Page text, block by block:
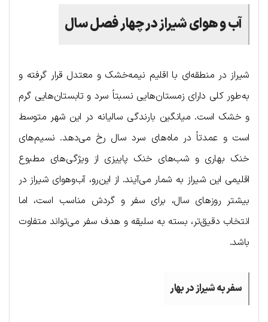
آب و هوای شیراز در چهار فصل سال
شیراز در منطقه‌ای با اقلیم نیمه‌خشک و معتدل قرار گرفته و
به‌طور کلی دارای زمستان‌هایی نسبتاً سرد و تابستان‌هایی گرم
و خشک است. میانگین بارندگی سالیانه در این شهر متوسط
است و عمدتاً در ماه‌های سرد سال رخ می‌دهد. نسیم‌های
خنک بهاری و شب‌های خنک پاییزی از ویژگی‌های مطبوع
اقلیمی این شیراز به شمار می‌آیند. از این‌رو، آب‌وهوای شیراز در
بیشتر روزهای سال، برای سفر و گردش مناسب است، اما
انتخاب دقیق‌تر، بسته به سلیقه و هدف سفر می‌تواند متفاوت
باشد.
سفر به شیراز در بهار